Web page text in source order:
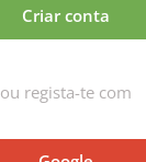
Criar conta
ou regista-te com